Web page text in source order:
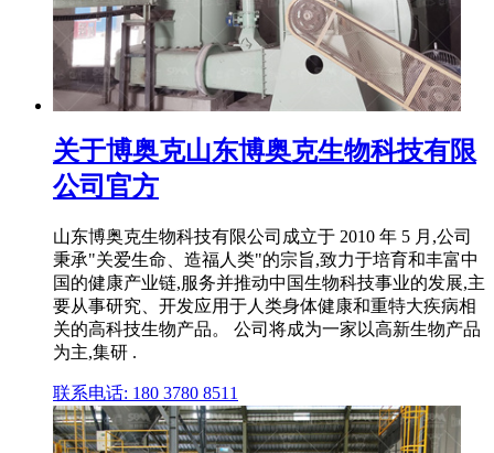
关于博奥克山东博奥克生物科技有限
公司官方
山东博奥克生物科技有限公司成立于 2010 年 5 月,公司
秉承"关爱生命、造福人类"的宗旨,致力于培育和丰富中
国的健康产业链,服务并推动中国生物科技事业的发展,主
要从事研究、开发应用于人类身体健康和重特大疾病相
关的高科技生物产品。 公司将成为一家以高新生物产品
为主,集研 .
联系电话: 180 3780 8511